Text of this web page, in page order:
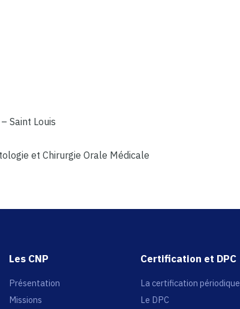
Saint Louis
et Chirurgie Orale Médicale
Les CNP
Présentation
Missions
Certification et DPC
La certification périodique
Le DPC